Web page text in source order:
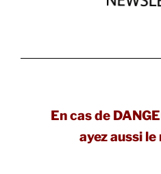
En cas de
ayez aussi